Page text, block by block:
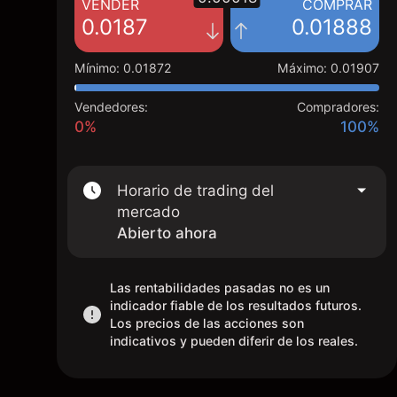
VENDER
0.0187
COMPRAR
0.01888
Mínimo: 0.01872 Máximo: 0.01907
Vendedores:
0%
Compradores:
100%
Horario de trading del
mercado
Abierto ahora
Las rentabilidades pasadas no es un
indicador fiable de los resultados futuros.
Los precios de las acciones son
indicativos y pueden diferir de los reales.